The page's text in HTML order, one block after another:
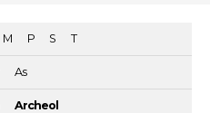
M P S T
As
Archeol